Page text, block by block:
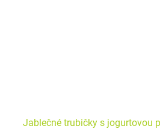
Jablečné trubičky s jogurtovou